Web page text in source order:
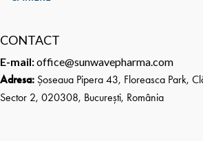
CONTACT
E-mail:office@sunwavepharma.com
Adresa: Șoseaua Pipera 43, Floreasca Park,
Sector 2, 020308, București, România